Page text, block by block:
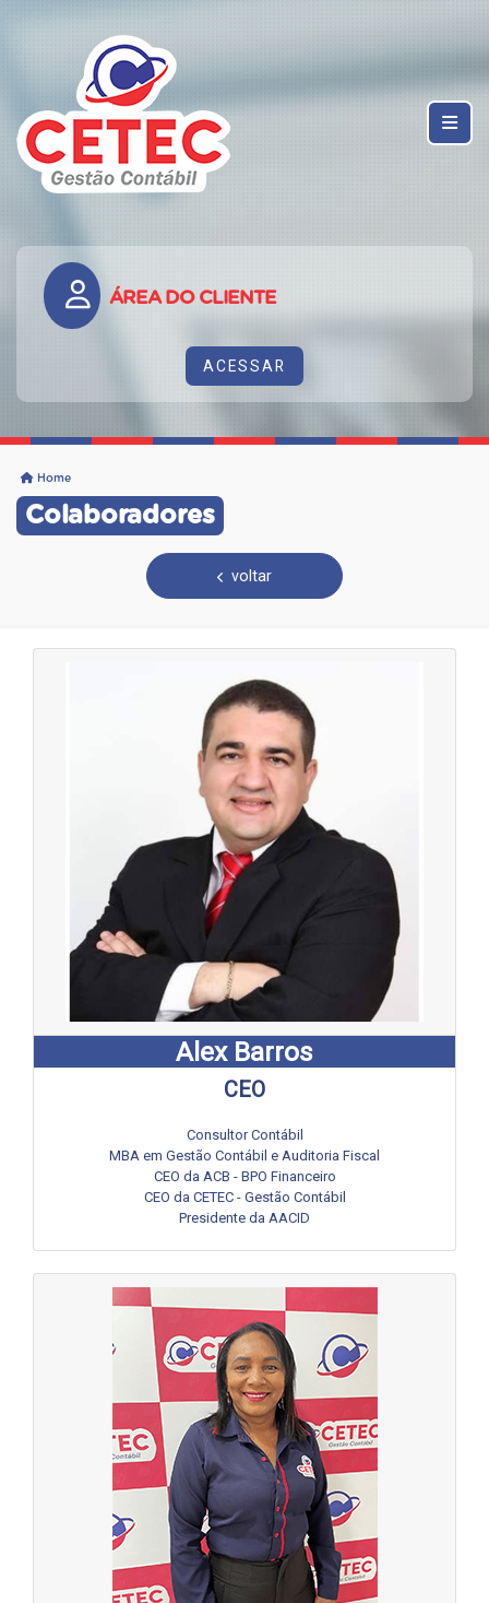
ÁREA DO CLIENTE
ACESSAR
Home
Colaboradores
voltar
Alex Barros
CEO
Consultor Contábil
MBA em Gestão Contábil e Auditoria Fiscal
CEO da ACB - BPO Financeiro
CEO da CETEC - Gestão Contábil
Presidente da AACID